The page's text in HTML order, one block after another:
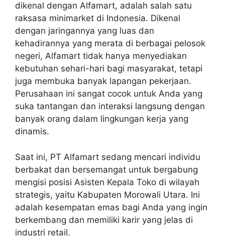
dikenal dengan Alfamart, adalah salah satu
raksasa minimarket di Indonesia. Dikenal
dengan jaringannya yang luas dan
kehadirannya yang merata di berbagai pelosok
negeri, Alfamart tidak hanya menyediakan
kebutuhan sehari-hari bagi masyarakat, tetapi
juga membuka banyak lapangan pekerjaan.
Perusahaan ini sangat cocok untuk Anda yang
suka tantangan dan interaksi langsung dengan
banyak orang dalam lingkungan kerja yang
dinamis.
Saat ini, PT Alfamart sedang mencari individu
berbakat dan bersemangat untuk bergabung
mengisi posisi Asisten Kepala Toko di wilayah
strategis, yaitu Kabupaten Morowali Utara. Ini
adalah kesempatan emas bagi Anda yang ingin
berkembang dan memiliki karir yang jelas di
industri retail.